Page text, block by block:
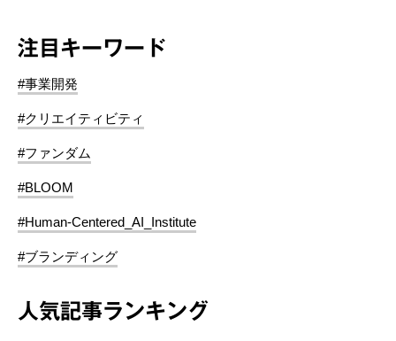
注目キーワード
#事業開発
#クリエイティビティ
#ファンダム
#BLOOM
#Human-Centered_AI_Institute
#ブランディング
人気記事ランキング